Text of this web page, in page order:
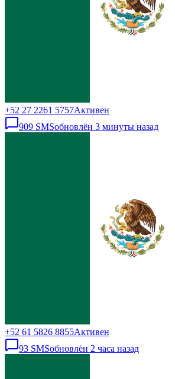
+52 27 2261 5757Активен
909 SMSобновлён 3 минуты назад
+52 61 5826 8855Активен
93 SMSобновлён 2 часа назад